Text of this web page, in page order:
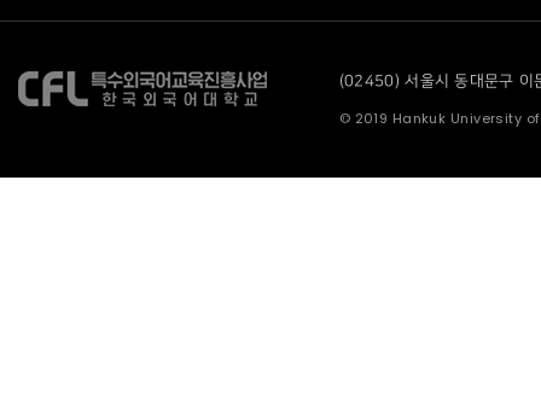
(02450) 서울시 동대문구
© 2019 Hankuk University